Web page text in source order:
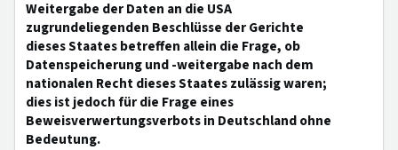
Weitergabe der Daten an die USA
zugrundeliegenden Beschlüsse der Gerichte
dieses Staates betreffen allein die Frage, ob
Datenspeicherung und -weitergabe nach dem
nationalen Recht dieses Staates zulässig waren;
dies ist jedoch für die Frage eines
Beweisverwertungsverbots in Deutschland ohne
Bedeutung.